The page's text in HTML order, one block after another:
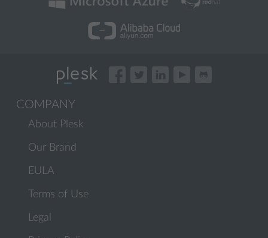
COMPANY
About Plesk
Our Brand
EULA
Terms of Use
Legal